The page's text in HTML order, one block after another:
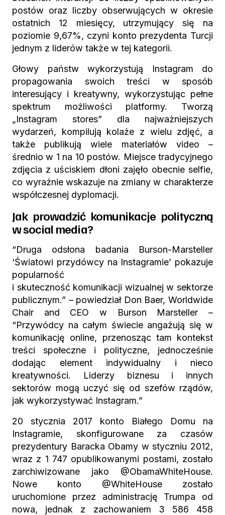
postów oraz liczby obserwujących w okresie
ostatnich 12 miesięcy, utrzymujący się na
poziomie 9,67%, czyni konto prezydenta Turcji
jednym z liderów także w tej kategorii.
Głowy państw wykorzystują Instagram do
propagowania swoich treści w sposób
interesujący i kreatywny, wykorzystując pełne
spektrum możliwości platformy. Tworzą
„Instagram stores” dla najważniejszych
wydarzeń, kompilują kolaże z wielu zdjęć, a
także publikują wiele materiałów video –
średnio w 1 na 10 postów. Miejsce tradycyjnego
zdjęcia z uściskiem dłoni zajęło obecnie selfie,
co wyraźnie wskazuje na zmiany w charakterze
współczesnej dyplomacji.
Jak prowadzić komunikacje polityczną
w social media?
“Druga odsłona badania Burson-Marsteller
‘Światowi przydówcy na Instagramie’ pokazuje
popularność
i skuteczność komunikacji wizualnej w sektorze
publicznym.” – powiedział Don Baer, Worldwide
Chair and CEO w Burson Marsteller –
“Przywódcy na całym świecie angażują się w
komunikację online, przenosząc tam kontekst
treści społeczne i polityczne, jednocześnie
dodając element indywidualny i nieco
kreatywności. Liderzy biznesu i innych
sektorów mogą uczyć się od szefów rządów,
jak wykorzystywać Instagram.”
20 stycznia 2017 konto Białego Domu na
Instagramie, skonfigurowane za czasów
prezydentury Baracka Obamy w styczniu 2012,
wraz z 1 747 opublikowanymi postami, zostało
zarchiwizowane jako @ObamaWhiteHouse.
Nowe konto @WhiteHouse zostało
uruchomione przez administrację Trumpa od
nowa, jednak z zachowaniem 3 586 458